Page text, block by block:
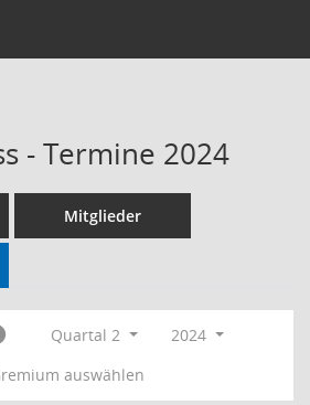
- Termine 2024
Mitglieder
Quartal 2
2024
auswählen